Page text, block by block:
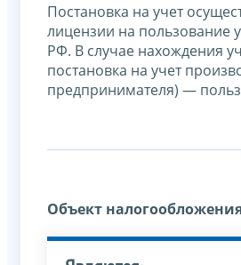
Постановка на учет
лицензии на пользование
РФ. В случае нахождения
постановка на учет
предпринимателя) —
Объект